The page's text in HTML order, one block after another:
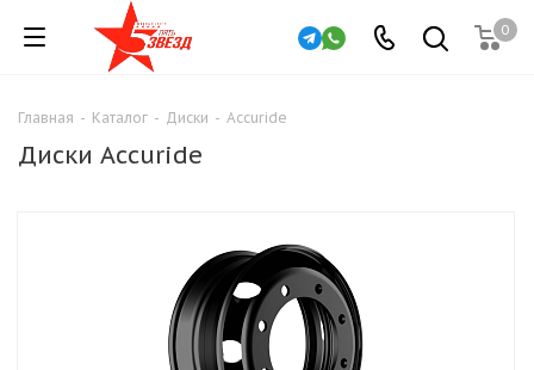
0
Главная - Каталог - Диски - Accuride
Диски Accuride